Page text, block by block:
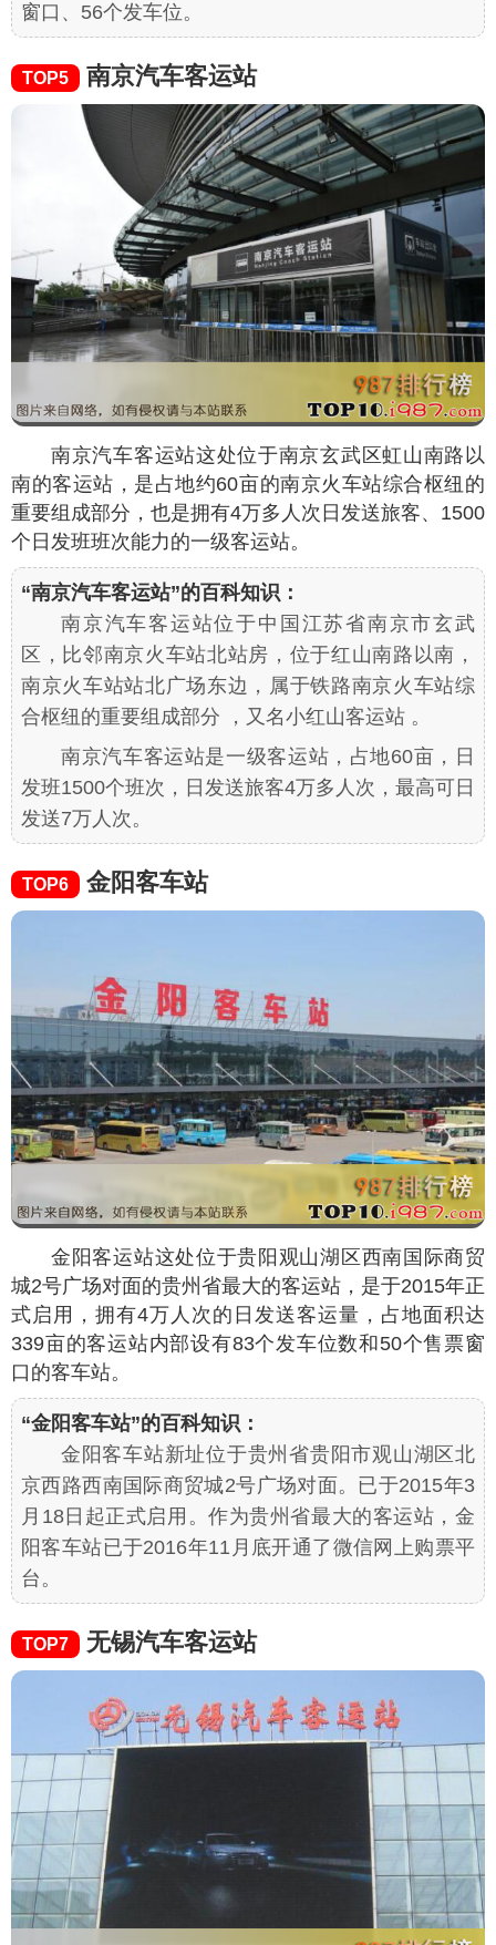
窗口、56个发车位。
TOP5 南京汽车客运站
南京汽车客运站这处位于南京玄武区虹山南路以
南的客运站，是占地约60亩的南京火车站综合枢纽的
重要组成部分，也是拥有4万多人次日发送旅客、1500
个日发班班次能力的一级客运站。
“南京汽车客运站”的百科知识：
南京汽车客运站位于中国江苏省南京市玄武
区，比邻南京火车站北站房，位于红山南路以南，
南京火车站站北广场东边，属于铁路南京火车站综
合枢纽的重要组成部分 ，又名小红山客运站 。
南京汽车客运站是一级客运站，占地60亩，日
发班1500个班次，日发送旅客4万多人次，最高可日
发送7万人次。
TOP6 金阳客车站
金阳客运站这处位于贵阳观山湖区西南国际商贸
城2号广场对面的贵州省最大的客运站，是于2015年正
式启用，拥有4万人次的日发送客运量，占地面积达
339亩的客运站内部设有83个发车位数和50个售票窗
口的客车站。
“金阳客车站”的百科知识：
金阳客车站新址位于贵州省贵阳市观山湖区北
京西路西南国际商贸城2号广场对面。已于2015年3
月18日起正式启用。作为贵州省最大的客运站，金
阳客车站已于2016年11月底开通了微信网上购票平
台。
TOP7 无锡汽车客运站